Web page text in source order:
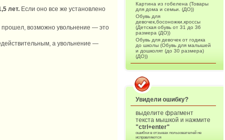
лет. Если оно все же установлено
прошел, возможно увольнение — это
а увольнение —
Картина из гобелена (Товары
для дома и семьи. (ДО))
Обувь для
девочек,босоножки,кроссы
(Детская обувь от 31 до 36
размера (ДО))
Обувь для девочек от годика
до школы (Обувь для малышей
и дошколят (до 30 размера)
(ДО))
Увидели ошибку?
выделите фрагмент
текста мышкой и нажмите
"ctrl+enter"
ошибки в отзывах пользователей не
исправляются